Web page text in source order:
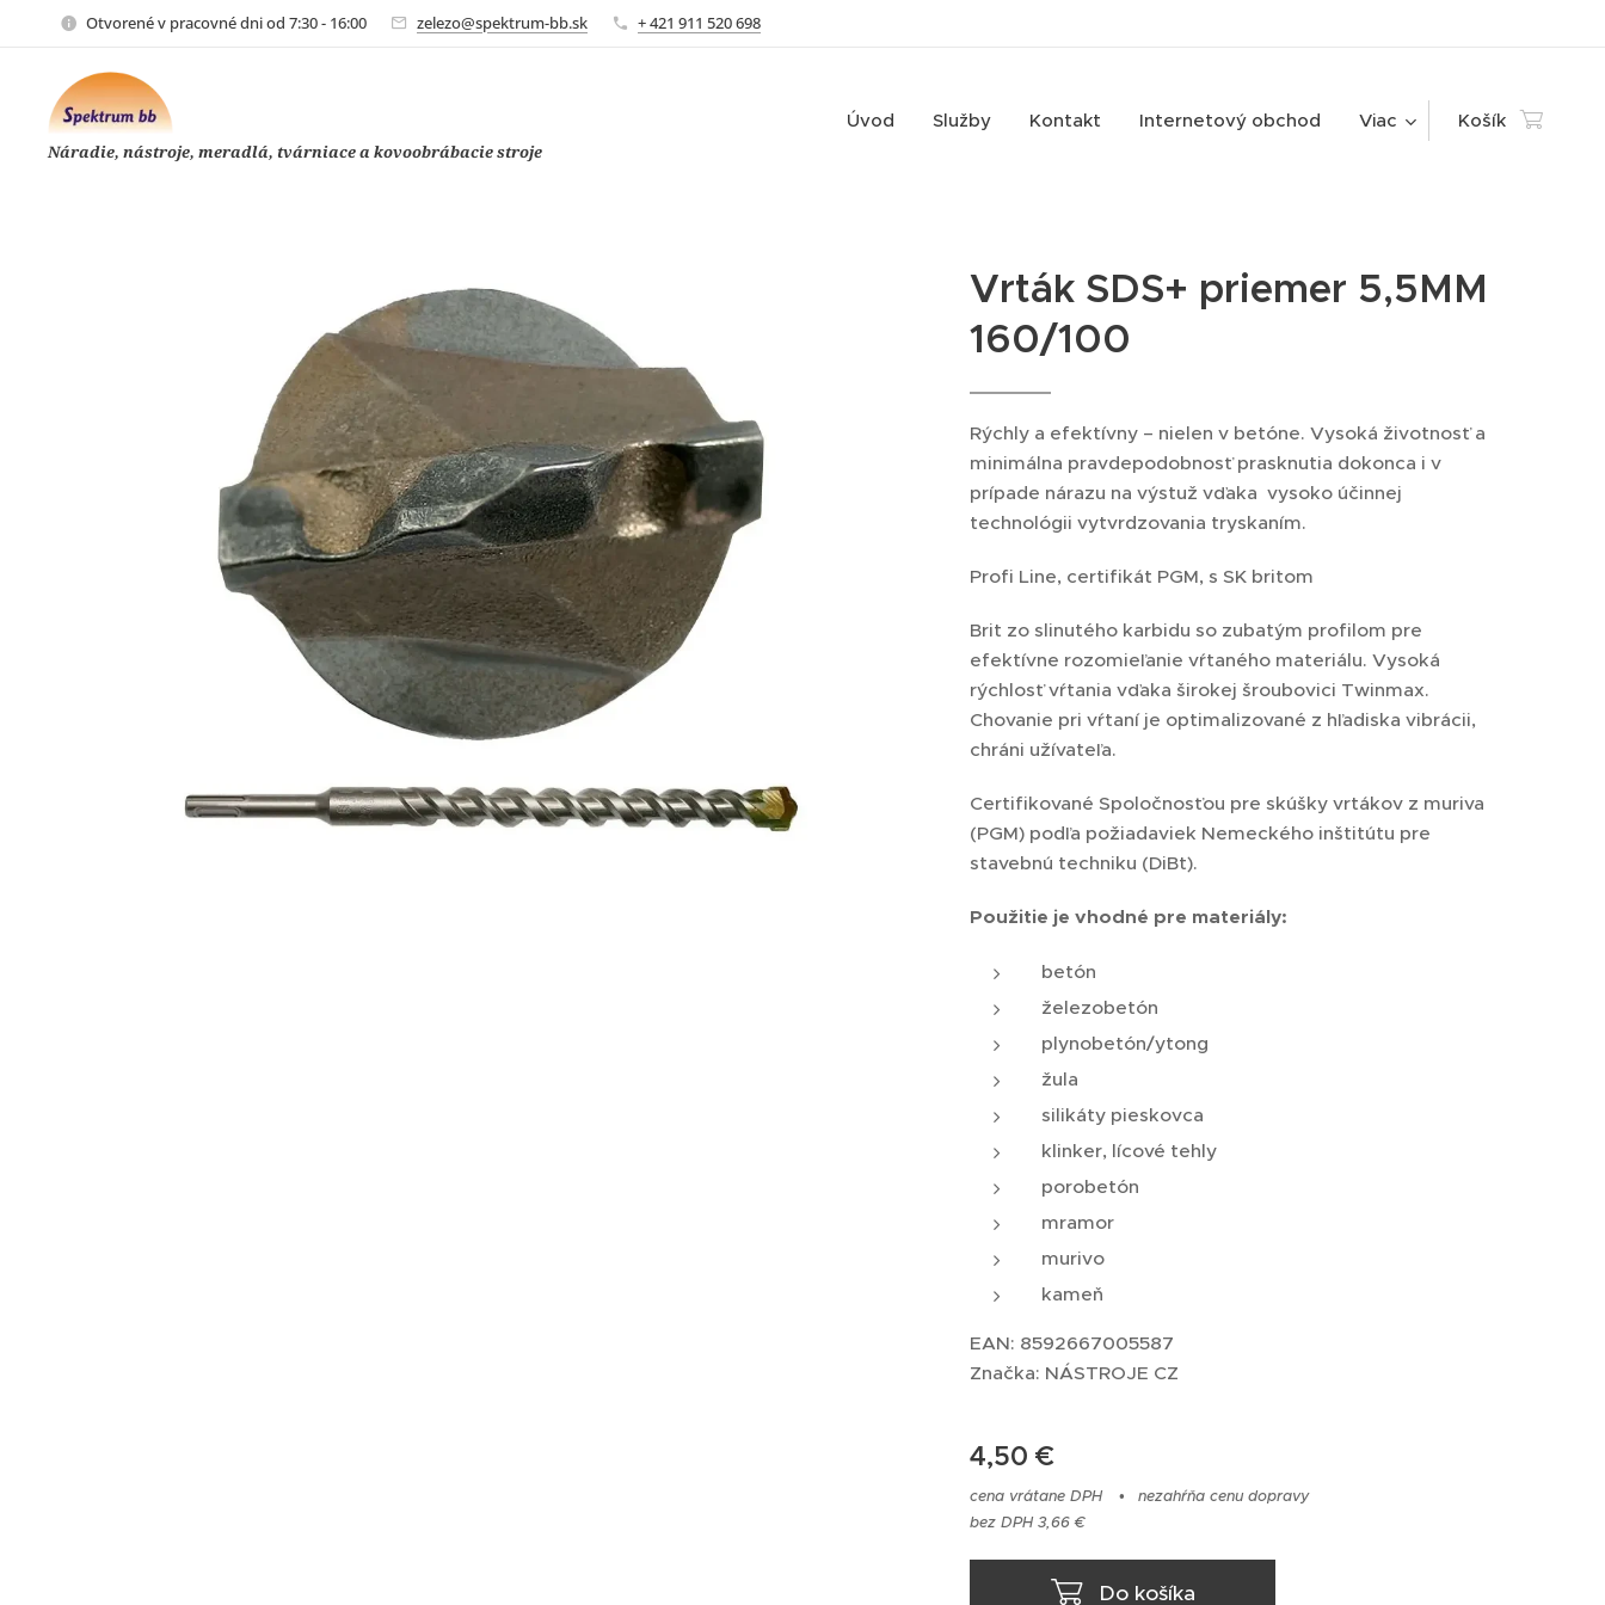
Otvorené v pracovné dni od 7:30 - 16:00 zelezo@spektrum-bb.sk + 421 911 520 698
Náradie, nástroje, meradlá, tvárniace a kovoobrábacie stroje
Úvod Služby Kontakt Internetový obchod Viac Košík
Vrták SDS+ priemer 5,5MM
160/100
Rýchly a efektívny – nielen v betóne. Vysoká životnosť a
minimálna pravdepodobnosť prasknutia dokonca i v
prípade nárazu na výstuž vďaka vysoko účinnej
technológii vytvrdzovania tryskaním.
Profi Line, certifikát PGM, s SK britom
Brit zo slinutého karbidu so zubatým profilom pre
efektívne rozomieľanie vŕtaného materiálu. Vysoká
rýchlosť vŕtania vďaka širokej šroubovici Twinmax.
Chovanie pri vŕtaní je optimalizované z hľadiska vibrácii,
chráni užívateľa.
Certifikované Spoločnosťou pre skúšky vrtákov z muriva
(PGM) podľa požiadaviek Nemeckého inštitútu pre
stavebnú techniku (DiBt).
Použitie je vhodné pre materiály:
betón
železobetón
plynobetón/ytong
žula
silikáty pieskovca
klinker, lícové tehly
porobetón
mramor
murivo
kameň
EAN: 8592667005587
Značka: NÁSTROJE CZ
4,50 €
cena vrátane DPH
nezahŕňa cenu dopravy
bez DPH 3,66 €
Do košíka